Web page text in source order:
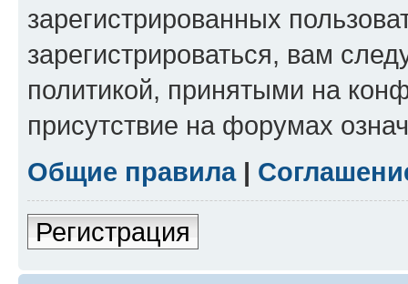
зарегистрированных
зарегистрироваться, вам
политикой, принятыми на
присутствие на форумах
Общие правила|
Регистрация